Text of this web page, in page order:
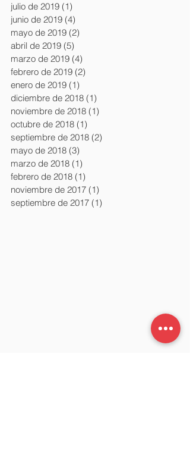
julio de 2019 (1)
junio de 2019 (4)
mayo de 2019 (2)
abril de 2019 (5)
marzo de 2019 (4)
febrero de 2019 (2)
enero de 2019 (1)
diciembre de 2018 (1)
noviembre de 2018 (1)
octubre de 2018 (1)
septiembre de 2018 (2)
mayo de 2018 (3)
marzo de 2018 (1)
febrero de 2018 (1)
noviembre de 2017 (1)
septiembre de 2017 (1)